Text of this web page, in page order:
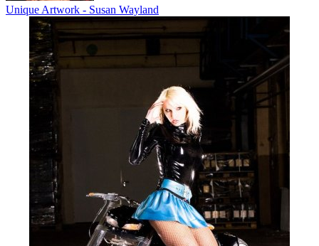
Unique Artwork - Susan Wayland